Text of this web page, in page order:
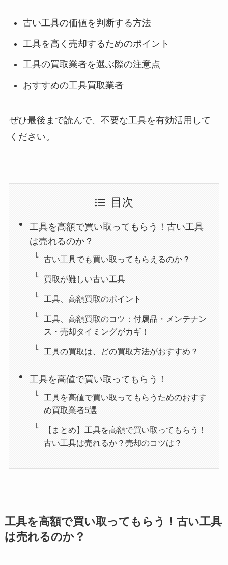
古い工具の価値を判断する方法
工具を高く売却するためのポイント
工具の買取業者を選ぶ際の注意点
おすすめの工具買取業者
ぜひ最後まで読んで、不要な工具を有効活用して
ください。
目次
工具を高額で買い取ってもらう！古い工具
は売れるのか？
古い工具でも買い取ってもらえるのか？
買取が難しい古い工具
工具、高額買取のポイント
工具、高額買取のコツ：付属品・メンテナン
ス・売却タイミングがカギ！
工具の買取は、どの買取方法がおすすめ？
工具を高値で買い取ってもらう！
工具を高値で買い取ってもらうためのおすす
め買取業者5選
【まとめ】工具を高額で買い取ってもらう！
古い工具は売れるか？売却のコツは？
工具を高額で買い取ってもらう！古い工具
は売れるのか？